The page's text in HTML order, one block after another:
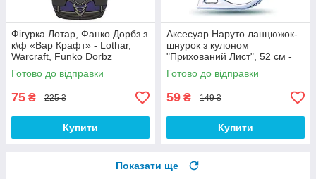
Фігурка Лотар, Фанко Дорбз з
к\ф «Вар Крафт» - Lothar,
Warcraft, Funko Dorbz
Готово до відправки
75 ₴ 225 ₴
Купити
Аксесуар Наруто ланцюжок-
шнурок з кулоном
"Прихований Лист", 52 см -
Naruto Necklace
Готово до відправки
59 ₴ 149 ₴
Купити
Показати ще